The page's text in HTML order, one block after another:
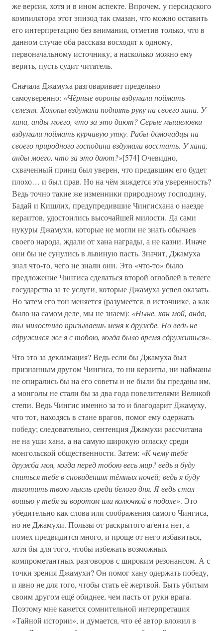
же версия, хотя и в ином аспекте. Впрочем, у персидского
компилятора этот эпизод так смазан, что можно оставить
его интерпретацию без внимания, отметив только, что в
данном случае оба рассказа восходят к одному,
первоначальному источнику, а насколько можно ему
верить, пусть судит читатель.
Сначала Джамуха разговаривает предельно
самоуверенно: «Чёрные вороны вздумали поймать
селезня. Холопы вздумали поднять руку на своего хана. У
хана, анды моего, что за это дают? Серые мышеловки
вздумали поймать курчавую утку. Рабы-домочадцы на
своего природного господина вздумали восстать. У хана,
анды моего, что за это дают?»[574] Очевидно,
схваченный принц был уверен, что предавшим его будет
плохо… и был прав. Но на чём зиждется эта уверенность?
Ведь точно такие же изменники природному господину,
Бадай и Кишлих, предупредившие Чингисхана о наезде
кераитов, удостоились высочайшей милости. Да сами
нукуры Джамухи, которые не могли не знать обычаев
своего народа, ждали от хана награды, а не казни. Иначе
они бы не сунулись в львиную пасть. Значит, Джамуха
знал что-то, чего не знали они. Это «что-то» было
предложение Чингиса сделаться второй оглоблей в телеге
государства за те услуги, которые Джамуха успел оказать.
Но затем его тон меняется (разумеется, в источнике, а как
было на самом деле, мы не знаем): «Ныне, хан мой, анда,
ты милостиво призываешь меня к дружбе. Но ведь не
сдружился же я с тобою, когда было время сдружиться».
Что это за декламация? Ведь если бы Джамуха был
признанным другом Чингиса, то ни кераиты, ни найманы
не опирались бы на его советы и не были бы преданы им,
а монголы не стали бы за два года повелителями Великой
степи. Ведь Чингис именно за то и благодарит Джамуху,
что тот, находясь в стане врагов, помог ему одержать
победу; следовательно, сентенция Джамухи рассчитана
не на уши хана, а на самую широкую огласку среди
монгольской общественности. Затем: «К чему тебе
дружба моя, когда перед тобою весь мир? ведь я буду
сниться тебе в сновидениях тёмных ночей; ведь я буду
тяготить твою мысль среди белого дня. Я ведь стал
вошью у тебя за воротом или колючкой в подоле». Это
убедительно как слова или соображения самого Чингиса,
но не Джамухи. Пользы от раскрытого агента нет, а
помех предвидится много, и проще от него избавиться,
хотя бы для того, чтобы избежать возможных
компрометантных разговоров с широким резонансом. А с
точки зрения Джамухи? Он помог хану одержать победу,
и явно не для того, чтобы стать её жертвой. Быть убитым
своим другом ещё обиднее, чем пасть от руки врага.
Поэтому мне кажется сомнительной интерпретация
«Тайной истории», и думается, что её автор вложил в